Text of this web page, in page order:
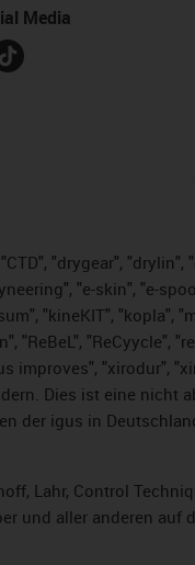
Media
"drygear",
"e-skin", "e-
"kineKIT", "kopla",
"ReBeL", "ReCyycle",
improves", "xirodur",
Dies ist eine nicht
der igus in
Lahr, Control
und aller anderen